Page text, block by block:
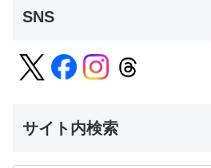
SNS
サイト内検索